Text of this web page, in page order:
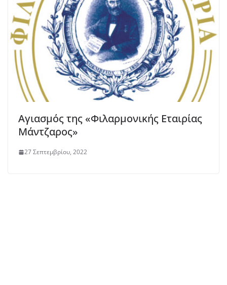
Αγιασμός της «Φιλαρμονικής Εταιρίας
Μάντζαρος»
27 Σεπτεμβρίου, 2022